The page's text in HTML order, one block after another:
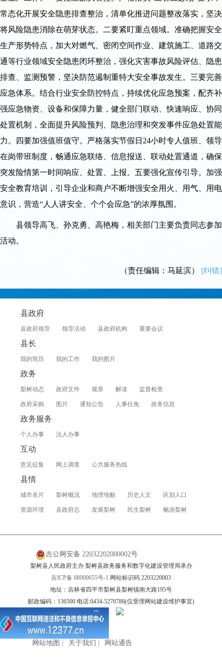
常态化开展安全隐患排查整治，清单化推进问题整改落实，坚决
将风险隐患消除在萌芽状态。二要紧盯重点领域。准确把握安全
生产形势特点，加大对燃气、密闭空间作业、建筑施工、道路交
通等行业领域安全隐患闭环整治，强化灾害事故风险评估、隐患
排查、监测预警，坚决防范遏制重特大安全事故发生。三要完善
应急体系。结合行业安全防控特点，持续优化应急预案，配齐补
强应急物资、设备和保障力量，健全部门联动、快速响应、协同
处置机制，全面提升风险预判、隐患治理和突发事件应急处置能
力。四要加强值班值守。严格落实节假日24小时专人值班、领导
在岗带班制度，畅通应急联络、信息报送、联动处置通道，确保
突发险情第一时间响应、处置、上报。五要强化宣传引导。加强
安全教育培训，引导企业和商户不断增强安全用火、用气、用电
意识，营造“人人讲安全、个个会应急”的浓厚氛围。
县领导高飞、孙克勇、高艳梅，相关部门主要负责同志参加
活动。
（责任编辑：马延滨） [纠错]
县政府
县政府领导 领导活动 县政府机构 重要会议
县长
我的简历 我的工作 我的图片
政务
梨树动态 政府文件 规章 解读 监督检查
政府采购 图片 通知公告 人事任免 政务信息
政务服务
个人办事 法人办事
互动
意见征集 网上调查 公共服务热线
县情
城市名片 梨树概况 地理地貌 历史人文 区划人口
资源环境 县政府志 发展梨树 民生梨树 畅游梨树
吉公网安备 22032202000002号
梨树县人民政府主办 梨树县政务服务和数字化建设管理局承办
吉ICP备 08000655号-1 网站标识码 2203220003
地址：吉林省四平市梨树县梨树镇南大路195号
邮政编码：136500 电话:0434-5270788(仅受理网站建设维护事宜)
网站地图 | 关于我们 | 网站通告